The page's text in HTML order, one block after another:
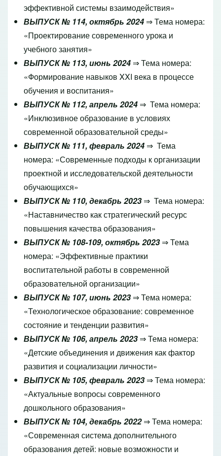
эффективной системы взаимодействия»
ВЫПУСК № 114, октябрь 2024 ⇒ Тема номера:
«Проектирование современного урока и
учебного занятия»
ВЫПУСК № 113, июнь 2024 ⇒ Тема номера:
«Формирование навыков XXI века в процессе
обучения и воспитания»
ВЫПУСК № 112, апрель 2024 ⇒ Тема номера:
«Инклюзивное образование в условиях
современной образовательной среды»
ВЫПУСК № 111, февраль 2024 ⇒ Тема
номера: «Современные подходы к организации
проектной и исследовательской деятельности
обучающихся»
ВЫПУСК № 110, декабрь 2023 ⇒ Тема номера:
«Наставничество как стратегический ресурс
повышения качества образования»
ВЫПУСК № 108-109, октябрь 2023 ⇒ Тема
номера: «Эффективные практики
воспитательной работы в современной
образовательной организации»
ВЫПУСК № 107, июнь 2023 ⇒ Тема номера:
«Технологическое образование: современное
состояние и тенденции развития»
ВЫПУСК № 106, апрель 2023 ⇒ Тема номера:
«Детские объединения и движения как фактор
развития и социализации личности»
ВЫПУСК № 105, февраль 2023 ⇒ Тема номера:
«Актуальные вопросы современного
дошкольного образования»
ВЫПУСК № 104, декабрь 2022⇒ Тема номера:
«Современная система дополнительного
образования детей: новые возможности и